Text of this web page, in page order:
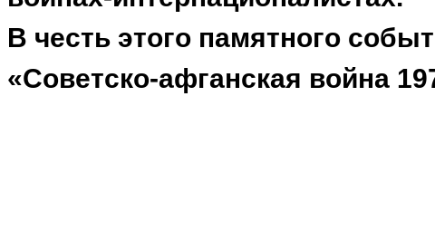
В честь этого памятного
«Советско-афганская война